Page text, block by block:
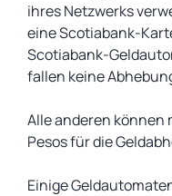
ihres Netzwerks
eine Scotiabank-
Scotiabank-
fallen keine
Alle anderen können
Pesos für die
Einige